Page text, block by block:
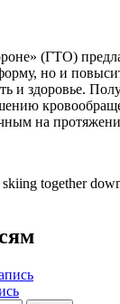
(ГТО)
но и
и здоровье.
на
together